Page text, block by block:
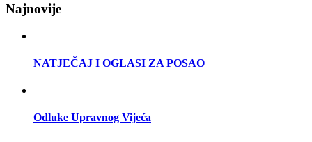
Najnovije
NATJEČAJ I OGLASI ZA POSAO
Odluke Upravnog Vijeća